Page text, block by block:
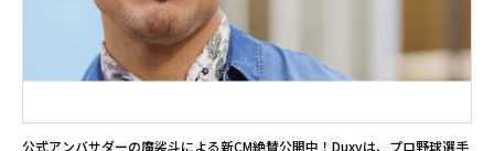
公式アンバサダーの魔裟斗による新CM絶賛公開中！Duxyは、プロ野球選手